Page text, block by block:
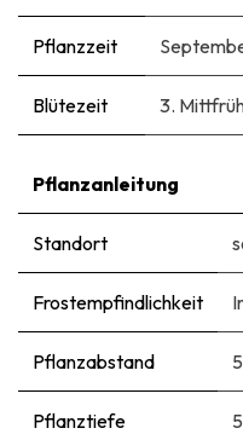
Pflanzzeit
Blütezeit 3.
Pflanzanleitung
Standort
Frostempfindlichkeit
Pflanzabstand
Pflanztiefe